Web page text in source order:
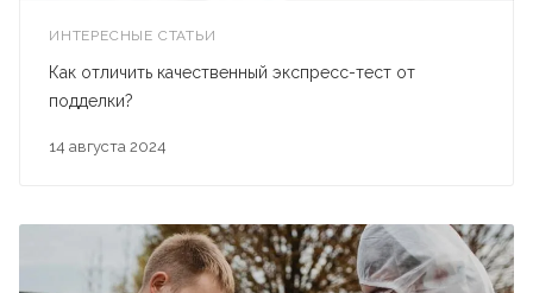
ИНТЕРЕСНЫЕ СТАТЬИ
14 августа 2024
Как отличить качественный экспресс-тест от
подделки?